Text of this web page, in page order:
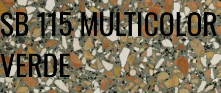
SB 115 MULTICOLOR
VERDE